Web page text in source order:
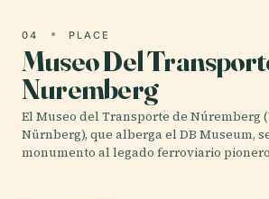
04 PLACE
Museo Del
Nuremberg
El Museo del Transporte de Núremberg
Nürnberg), que alberga el DB Museum,
monumento al legado ferroviario